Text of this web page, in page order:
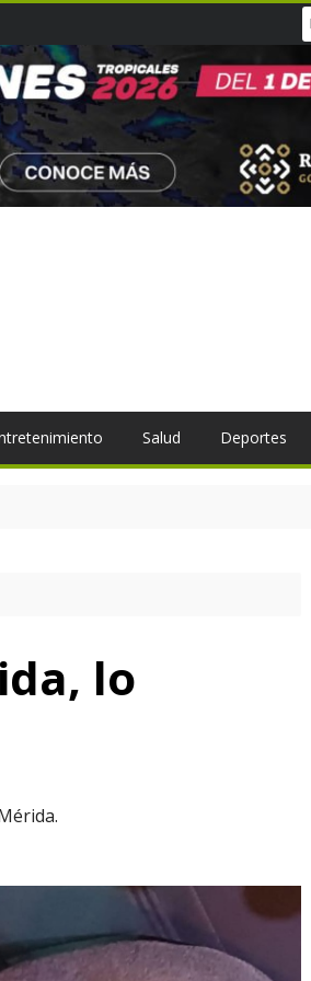
Salud Deportes
lo